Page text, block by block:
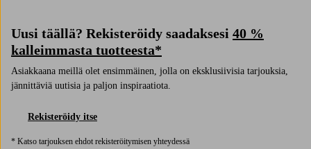
Uusi täällä? Rekisteröidy saadaksesi 40 %
kalleimmasta tuotteesta*
Asiakkaana meillä olet ensimmäinen, jolla on eksklusiivisia tarjouksia,
jännittäviä uutisia ja paljon inspiraatiota.
Rekisteröidy itse
* Katso tarjouksen ehdot rekisteröitymisen yhteydessä